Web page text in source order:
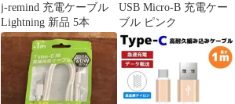
j-remind 充電ケーブル
Lightning 新品 5本
USB Micro-B 充電ケー
ブル ピンク